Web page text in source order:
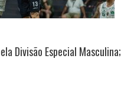
Divisão Especial Masculina;